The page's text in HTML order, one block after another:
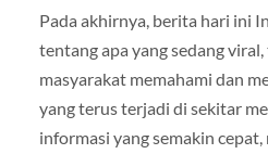
Pada akhirnya, berita hari ini
tentang apa yang sedang
masyarakat memahami dan
yang terus terjadi di sekitar
informasi yang semakin